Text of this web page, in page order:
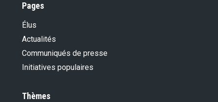
Pages
Élus
Actualités
Communiqués de presse
Initiatives populaires
Thèmes